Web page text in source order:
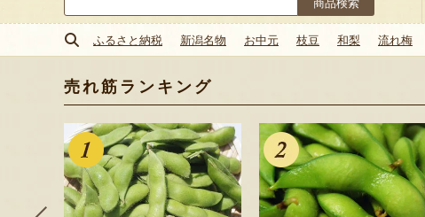
索:
ふるさと納税 新潟名物 お中元 枝豆 和梨 流れ梅
売れ筋ランキング